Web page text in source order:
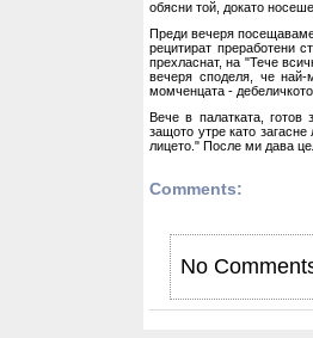
обясни той, докато
Преди вечеря
рецитират преработени
прехласнат, на "Тече
вечеря споделя, че
момченцата -
Вече в палатката,
защото утре като
лицето." После ми дава
Comments:
No